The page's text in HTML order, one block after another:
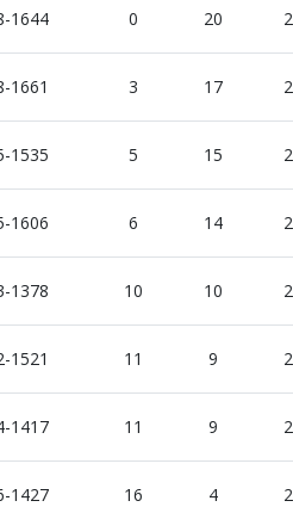
1644 0 20
1661 3 17
1535 5 15
1606 6 14
1378 10 10
1521 11 9
1417 11 9
1427 16 4